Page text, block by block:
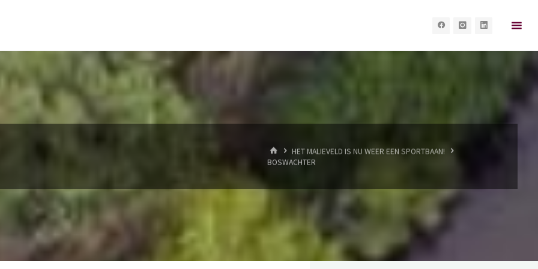
HOMEHET MALIEVELD IS NU WEER EEN SPORTBAAN!
BOSWACHTER